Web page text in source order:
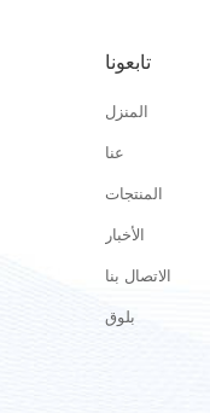
تابعونا
المنزل
عنا
المنتجات
الأخبار
الاتصال بنا
بلوق